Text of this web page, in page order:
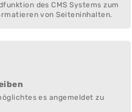
des CMS Systems zum
von Seiteninhalten.
es angemeldet zu
und engagieren
Mit ortsbezogenen
sensibilisieren wir unter
Architektur,
jüdische
Geologie, Flora und
"Entdeckerpfade" für
Die Touren
vor Ort mit dem